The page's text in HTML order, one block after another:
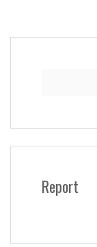
Report